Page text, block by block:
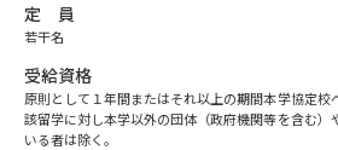
大学で学びたい学問発見
定 員
若干名
受給資格
原則として１年間またはそれ以上の期間本学協定
該留学に対し本学以外の団体（政府機関等を含む）
いる者は除く。